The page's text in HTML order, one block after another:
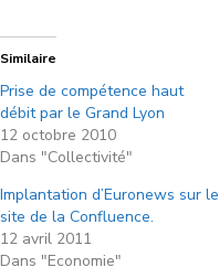
Similaire
Prise de compétence haut
débit par le Grand Lyon
12 octobre 2010
Dans "Collectivité"
Implantation d’Euronews sur le
site de la Confluence.
12 avril 2011
Dans "Economie"